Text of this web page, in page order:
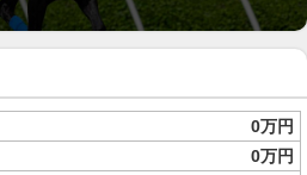
0万円
0万円